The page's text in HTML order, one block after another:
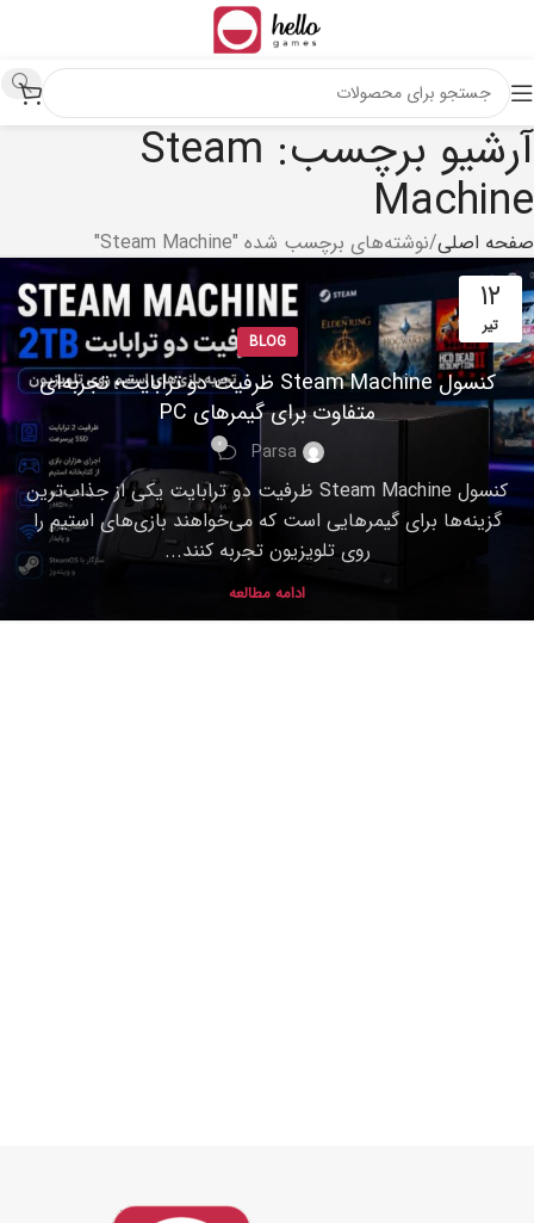
آرشیو برچسب: Steam
Machine
صفحه اصلی نوشته‌های برچسب شده "Steam Machine"
۱۲
تیر
BLOG
کنسول Steam Machine ظرفیت دو ترابایت؛ تجربه‌ای
متفاوت برای گیمرهای PC
Parsa ۰
کنسول Steam Machine ظرفیت دو ترابایت یکی از جذاب‌ترین
گزینه‌ها برای گیمرهایی است که می‌خواهند بازی‌های استیم را
روی تلویزیون تجربه کنند...
ادامه مطالعه